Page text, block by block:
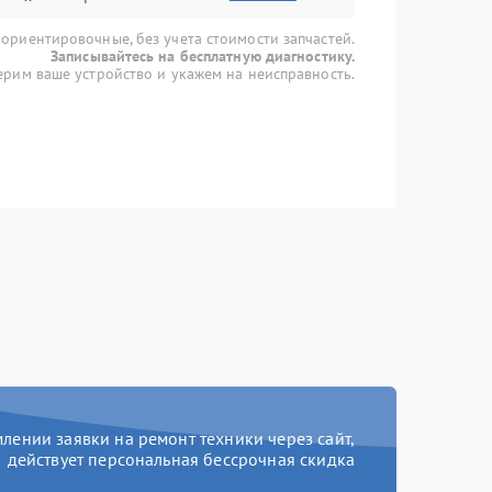
без учета стоимости запчастей.
Записывайтесь на бесплатную диагностику.
ваше устройство и укажем на неисправность.
заявки на ремонт техники через сайт,
действует персональная бессрочная скидка